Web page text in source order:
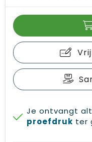
Je ontvangt
proefdruk ter